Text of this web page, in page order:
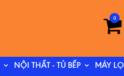
0
NỘI THẤT - TỦ BẾP MÁY